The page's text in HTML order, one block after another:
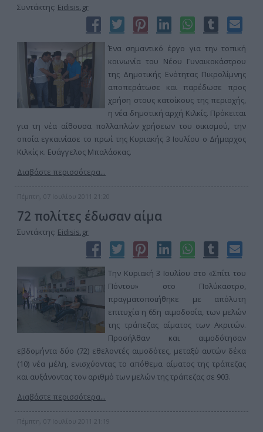
Συντάκτης: Eidisis.gr
Ένα σημαντικό έργο για την τοπική
κοινωνία του Νέου Γυναικοκάστρου
της Δημοτικής Ενότητας Πικρολίμνης
αποπεράτωσε και παρέδωσε προς
χρήση στους κατοίκους της περιοχής,
η νέα δημοτική αρχή Κιλκίς. Πρόκειται
για τη νέα αίθουσα πολλαπλών χρήσεων του οικισμού, την
οποία εγκαινίασε το πρωί της Κυριακής 3 Ιουλίου ο Δήμαρχος
Κιλκίς κ. Ευάγγελος Μπαλάσκας.
Διαβάστε περισσότερα...
Πέμπτη, 07 Ιουλίου 2011 21:20
72 πολίτες έδωσαν αίμα
Συντάκτης: Eidisis.gr
Την Κυριακή 3 Ιουλίου στο «Σπίτι του
Πόντου» στο Πολύκαστρο,
πραγματοποιήθηκε με απόλυτη
επιτυχία η 65η αιμοδοσία, των μελών
της τράπεζας αίματος των Ακριτών.
Προσήλθαν και αιμοδότησαν
εβδομήντα δύο (72) εθελοντές αιμοδότες, μεταξύ αυτών δέκα
(10) νέα μέλη, ενισχύοντας το απόθεμα αίματος της τράπεζας
και αυξάνοντας τον αριθμό των μελών της τράπεζας σε 903.
Διαβάστε περισσότερα...
Πέμπτη, 07 Ιουλίου 2011 21:19